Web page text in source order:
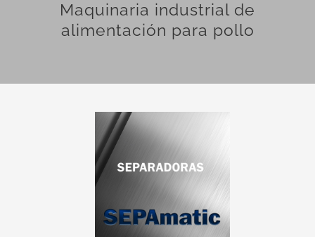
Maquinaria industrial de
alimentación para pollo